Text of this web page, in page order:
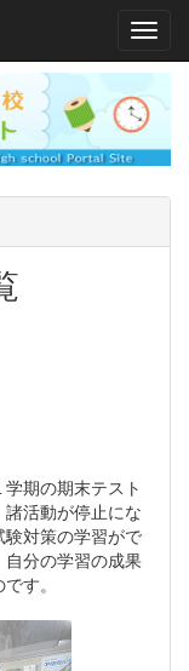
期の期末テスト
活動が停止にな
対策の学習がで
分の学習の成果
す。